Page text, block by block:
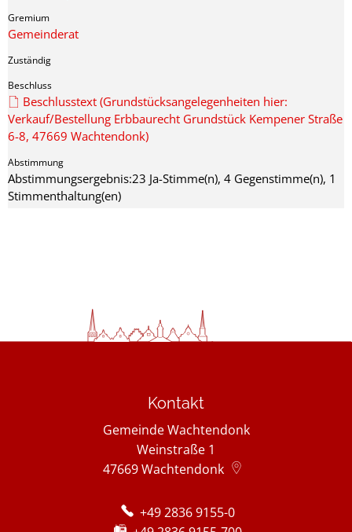
Gemeinderat
Beschlusstext (Grundstücksangelegenheiten hier:
Verkauf/Bestellung Erbbaurecht Grundstück Kempener Straße
6-8, 47669 Wachtendonk)
Abstimmungsergebnis:23 Ja-Stimme(n), 4 Gegenstimme(n), 1
Stimmenthaltung(en)
Kontakt
Gemeinde Wachtendonk
Weinstraße 1
47669Wachtendonk
+49 2836 9155-0